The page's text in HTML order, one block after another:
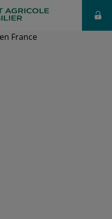
à partir de